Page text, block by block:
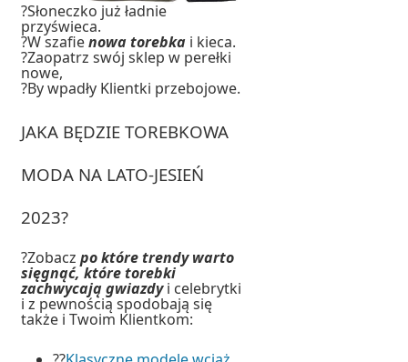
?Słoneczko już ładnie
przyświeca.
?W szafienowa torebka i kieca.
?Zaopatrz swój sklep w perełki
nowe,
?By wpadły Klientki przebojowe.
JAKA BĘDZIE TOREBKOWA
MODA NA LATO-JESIEŃ
2023?
?Zobaczpo które trendy warto
sięgnąć, które torebki
zachwycają gwiazdyi celebrytki
i z pewnością spodobają się
także i Twoim Klientkom: